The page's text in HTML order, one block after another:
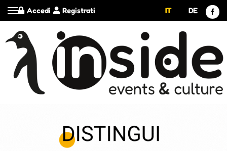
Registrati
Accedi IT DE